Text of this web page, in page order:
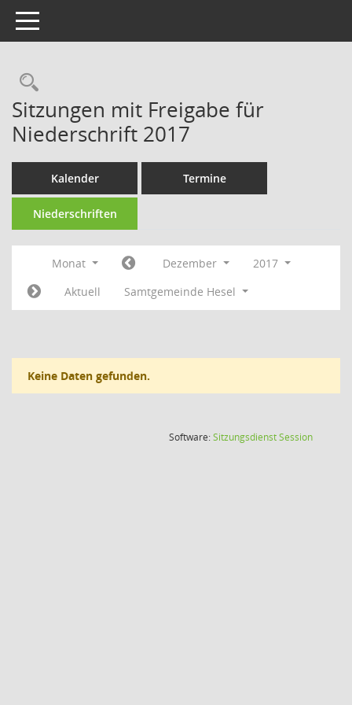
Toggle navigation
Rechercheauswahl
Sitzungen mit Freigabe für
Niederschrift 2017
Kalender Termine
Niederschriften
Monat Dezember
2017
Aktuell
Samtgemeinde Hesel
Keine Daten gefunden.
Software:SitzungsdienstSession(Wird in